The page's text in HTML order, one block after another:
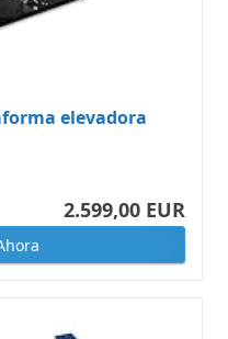
elevadora
2.599,00 EUR